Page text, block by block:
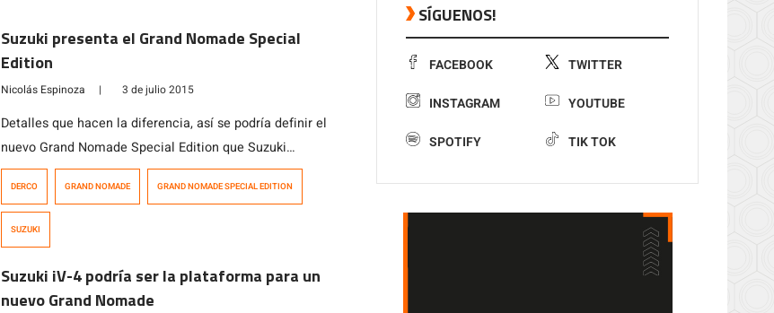
Suzuki presenta el Grand Nomade Special
Edition
Nicolás Espinoza | 3 de julio 2015
Detalles que hacen la diferencia, así se podría definir el
nuevo Grand Nomade Special Edition que Suzuki
presentó hace pocos días dándole un nuevo aire a este
HP. Los cambios van más que nada por el […]
DERCO GRAND NOMADE GRAND NOMADE SPECIAL EDITION
SUZUKI
Suzuki iV-4 podría ser la plataforma para un
nuevo Grand Nomade
SÍGUENOS!
FACEBOOK TWITTER
INSTAGRAM YOUTUBE
SPOTIFY TIK TOK